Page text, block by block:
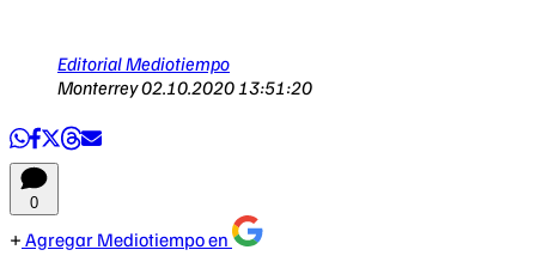
Editorial Mediotiempo
Monterrey02.10.2020 13:51:20
0
Agregar Mediotiempo en